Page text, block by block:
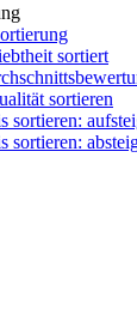
sortiert
sortieren
sortieren:
sortieren: